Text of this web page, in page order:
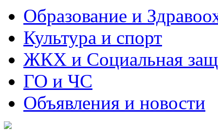
Образование и
Культура и спорт
ЖКХ и Социальная
ГО и ЧС
Объявления и новости